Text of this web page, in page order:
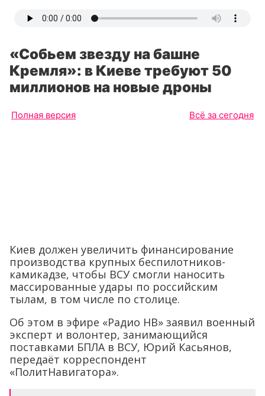
«Собьем звезду на башне
Кремля»: в Киеве требуют 50
миллионов на новые дроны
Полная версия Всё за сегодня
Киев должен увеличить финансирование
производства крупных беспилотников-
камикадзе, чтобы ВСУ смогли наносить
массированные удары по российским
тылам, в том числе по столице.
Об этом в эфире «Радио НВ» заявил военный
эксперт и волонтер, занимающийся
поставками БПЛА в ВСУ, Юрий Касьянов,
передаёт корреспондент
«ПолитНавигатора».